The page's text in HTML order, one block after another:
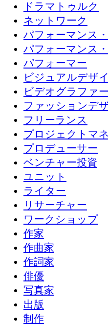
ドラマトゥルク
ネットワーク
パフォーマンス
パフォーマンス
パフォーマー
ビジュアルデザ
ビデオグラファー
ファッションデ
フリーランス
プロジェクトマ
プロデューサー
ベンチャー投資
ユニット
ライター
リサーチャー
ワークショップ
作家
作曲家
作詞家
俳優
写真家
出版
制作